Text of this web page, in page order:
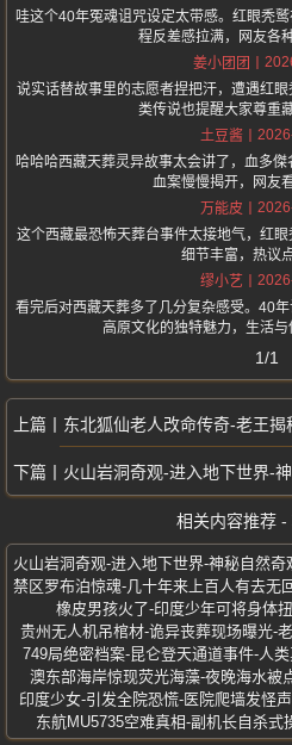
哇这个40年冤魂诅咒设定太带感。红眼秃
程反差感拉满，网友各
姜小团团
说实话替故事里的志愿者捏把汗，遭遇红
类传说也提醒大家尊重
土豆酱
哈哈哈西藏天葬灵异故事太会讲了，血多
血案慢慢揭开，网友
万能皮
这个西藏最恐怖天葬台事件太接地气，红
细节丰富，热议
缪小艺
看完后对西藏天葬多了几分复杂感受。40
高原文化的独特魅力，生活与
1/1
东北狐仙老人改命传奇-老王揭秘
火山岩洞奇观-进入地下世界-神秘自然
相关内容推荐 -
橡皮男孩火了-印度少年可将身体
贵州无人机吊棺材-诡异丧葬现场曝光-
749局绝密档案-昆仑登天通道事件-人
澳东部海岸惊现荧光海藻-夜晚海水被
印度少女-引发全院恐慌-医院爬墙发怪
东航MU5735空难真相-副机长自杀式